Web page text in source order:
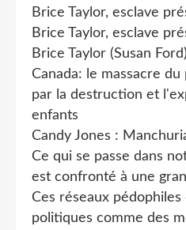
Brice Taylor, esclave
Brice Taylor, esclave
Brice Taylor (Susan Ford)
Canada: le massacre
par la destruction et
enfants
Candy Jones :
Ce qui se passe dans
est confronté à une
Ces réseaux
politiques comme des